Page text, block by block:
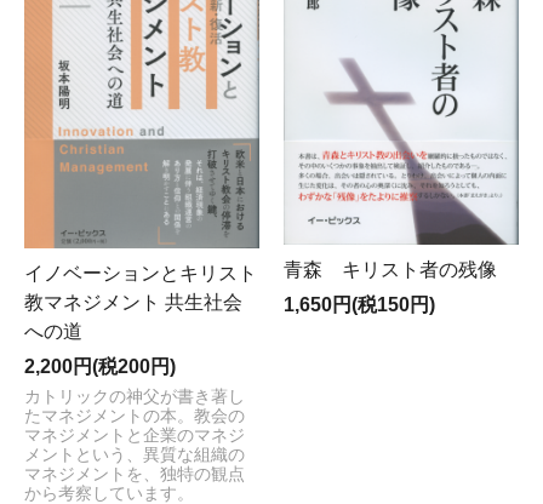
イノベーションとキリスト
教マネジメント 共生社会
への道
2,200円(税200円)
カトリックの神父が書き著し
たマネジメントの本。教会の
マネジメントと企業のマネジ
メントという、異質な組織の
マネジメントを、独特の観点
から考察しています。
青森 キリスト者の残像
1,650円(税150円)